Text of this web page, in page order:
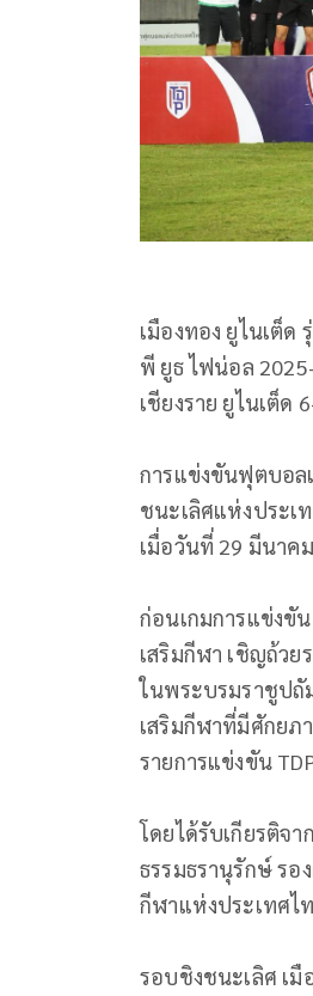
เมืองทอง ยูไนเต็ด
พี ยูธ ไฟน่อล
เชียงราย ยูไนเต็ด
การแข่งขันฟุตบอล
ชนะเลิศแห่งประเ
เมื่อวันที่ 29 มีนาค
ก่อนเกมการแข่งขั
เสริมกีฬา เชิญถ้ว
ในพระบรมราชูปถั
เสริมกีฬาที่มีศักยภ
รายการแข่งขัน
โดยได้รับเกียรติจ
ธรรมธรานุรักษ์ รอ
กีฬาแห่งประเทศไ
รอบชิงชนะเลิศ เมื